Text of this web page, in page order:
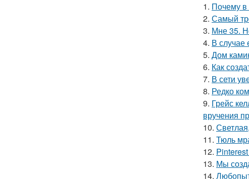
1. Почему в
2. Самый
3. Мне 35.
4. В случае
5. Дом
6. Как
7. В сети
8. Редко
9. Грейс
вручения
10.
11. Тюль
12.
13. Мы
14.